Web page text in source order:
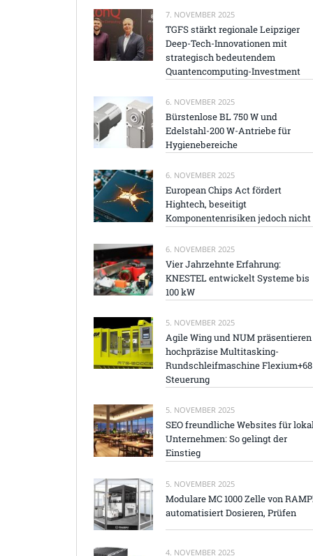
7. NOVEMBER 2025
TGFS stärkt regionale Leipziger
Deep-Tech-Innovationen mit
strategisch bedeutendem
Quantencomputing-Investment
6. NOVEMBER 2025
Bürstenlose BL 750 W und
Edelstahl-200 W-Antriebe für
Hygienebereiche
6. NOVEMBER 2025
European Chips Act fördert
Hightech, beseitigt
Komponentenrisiken jedoch nicht
6. NOVEMBER 2025
Vier Jahrzehnte Erfahrung:
KNESTEL entwickelt Systeme bis
100 kW
5. NOVEMBER 2025
Agile Wing und NUM präsentieren
hochpräzise Multitasking-
Rundschleifmaschine Flexium+68
Steuerung
5. NOVEMBER 2025
SEO freundliche Websites für
Unternehmen: So gelingt der
Einstieg
5. NOVEMBER 2025
Modulare MC 1000 Zelle von
automatisiert Dosieren, Prüfen
4. NOVEMBER 2025